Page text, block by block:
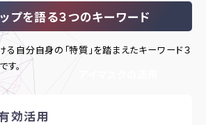
プを語る３つのキーワード
自分自身の「特質」を踏まえたキーワード３
す。
効活用